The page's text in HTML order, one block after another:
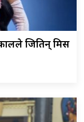
जितिन् मिस